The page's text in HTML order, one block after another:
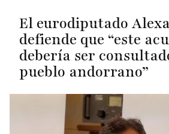
El eurodiputado
defiende que “este
debería ser
pueblo andorrano”